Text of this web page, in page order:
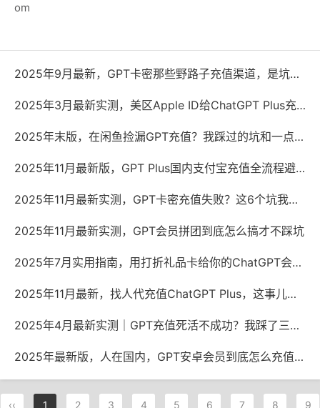
om
2025年9月最新，GPT卡密那些野路子充值渠道，是坑还是宝？
2025年3月最新实测，美区Apple ID给ChatGPT Plus充值，这几种方法还能用
2025年末版，在闲鱼捡漏GPT充值？我踩过的坑和一点真心话
2025年11月最新版，GPT Plus国内支付宝充值全流程避坑指南
2025年11月最新实测，GPT卡密充值失败？这6个坑我替你踩过了
2025年11月最新实测，GPT会员拼团到底怎么搞才不踩坑
2025年7月实用指南，用打折礼品卡给你的ChatGPT会员充值，省下一杯奶茶钱
2025年11月最新，找人代充值ChatGPT Plus，这事儿到底违不违法？
2025年4月最新实测｜GPT充值死活不成功？我踩了三天坑才发现这些门道
2025年最新版，人在国内，GPT安卓会员到底怎么充值才不踩坑
‹‹ 1 2 3 4 5 6 7 8 9